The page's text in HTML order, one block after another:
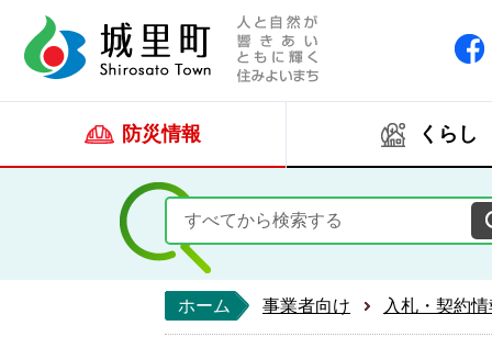
防災情報 くらし
ホーム 事業者向け 入札・契約